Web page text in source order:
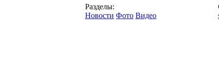
Разделы:
Новости Фото Видео